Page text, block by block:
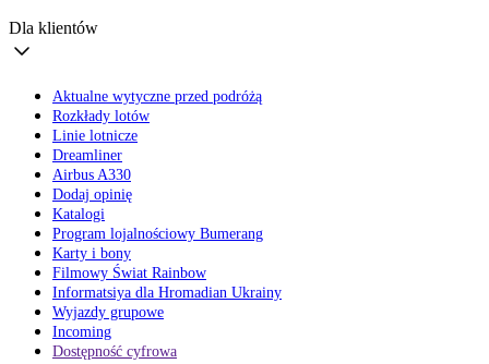
Dla klientów
Aktualne wytyczne przed podróżą
Rozkłady lotów
Linie lotnicze
Dreamliner
Airbus A330
Dodaj opinię
Katalogi
Program lojalnościowy Bumerang
Karty i bony
Filmowy Świat Rainbow
Informatsiya dla Hromadian Ukrainy
Wyjazdy grupowe
Incoming
Dostępność cyfrowa